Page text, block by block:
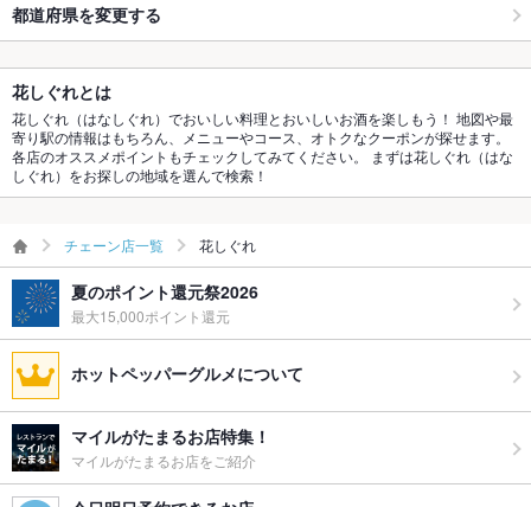
都道府県を変更する
花しぐれとは
花しぐれ（はなしぐれ）でおいしい料理とおいしいお酒を楽しもう！ 地図や最
寄り駅の情報はもちろん、メニューやコース、オトクなクーポンが探せます。
各店のオススメポイントもチェックしてみてください。 まずは花しぐれ（はな
しぐれ）をお探しの地域を選んで検索！
チェーン店一覧 花しぐれ
夏のポイント還元祭2026
最大15,000ポイント還元
ホットペッパーグルメについて
マイルがたまるお店特集！
マイルがたまるお店をご紹介